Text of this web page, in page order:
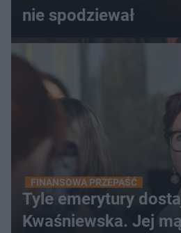
nie spodziewał
FINANSOWA PRZEPAŚĆ
Tyle emerytury
Kwaśniewska. Jej